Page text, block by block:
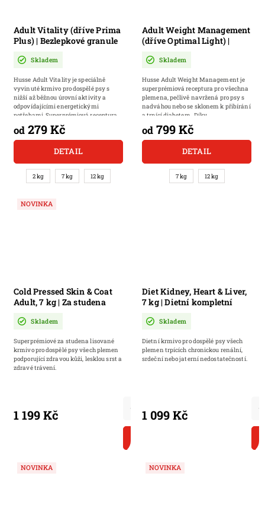
Adult Vitality (dříve Prima
Plus) | Bezlepkové granule
Skladem
od 279 Kč
DETAIL
Husse Adult Vitality je speciálně
vyvinuté krmivo pro dospělé psy s
nižší až běžnou úrovní aktivity a
odpovídajícími energetickými
potřebami. Superprémiová receptura
pomáhá...
2 kg 7 kg 12 kg
Adult Weight Management
(dříve Optimal Light) |
obilovin pro psy s
na váze nebo trpící
diabetem (cukrovkou)
Skladem
od 799 Kč
DETAIL
Husse Adult Weight Management je
superprémiová receptura pro všechna
plemena, pečlivě navržená pro psy s
nadváhou nebo se sklonem k přibírání
a trpící diabetem. Díky...
7 kg 12 kg
NOVINKA
Cold Pressed Skin & Coat
Adult, 7 kg | Za studena
pro citlivé zažívání,
Skladem
1 199 Kč
Superprémiové za studena lisované
krmivo pro dospělé psy všech plemen
podporující zdravou kůži, lesklou srst a
zdravé trávení.
Diet Kidney, Heart & Liver,
7 kg | Dietní kompletní
Skladem
1 099 Kč
Dietní krmivo pro dospělé psy všech
plemen trpících chronickou renální,
srdeční nebo jaterní nedostatečností.
NOVINKA NOVINKA